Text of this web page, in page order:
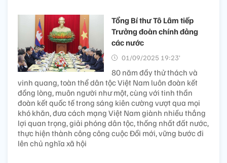
Tổng Bí thư Tô Lâm tiếp
Trưởng đoàn chính đảng
các nước
01/09/2025 19:23’
80 năm đầy thử thách và
vinh quang, toàn thể dân tộc Việt Nam luôn đoàn kết
đồng lòng, muôn người như một, cùng với tinh thần
đoàn kết quốc tế trong sáng kiên cường vượt qua mọi
khó khăn, đưa cách mạng Việt Nam giành nhiều thắng
lợi quan trọng, giải phóng dân tộc, thống nhất đất nước,
thực hiện thành công công cuộc Đổi mới, vững bước đi
lên chủ nghĩa xã hội